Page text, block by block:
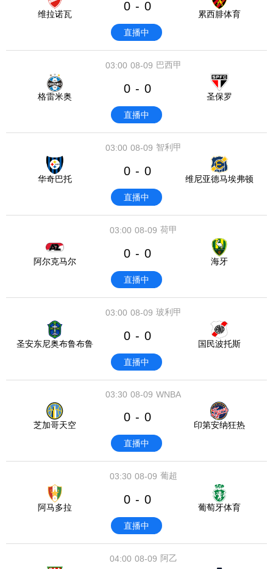
维拉诺瓦
0 - 0
累西腓体育
直播中
08-09
03:00 巴西甲
格雷米奥
0 - 0
圣保罗
直播中
08-09
03:00 智利甲
华奇巴托
0 - 0
维尼亚德马埃弗顿
直播中
08-09
03:00 荷甲
阿尔克马尔
0 - 0
海牙
直播中
08-09
03:00 玻利甲
圣安东尼奥布鲁布鲁
0 - 0
国民波托斯
直播中
08-09
03:30 WNBA
芝加哥天空
0 - 0
印第安纳狂热
直播中
08-09
03:30 葡超
阿马多拉
0 - 0
葡萄牙体育
直播中
08-09
04:00 阿乙